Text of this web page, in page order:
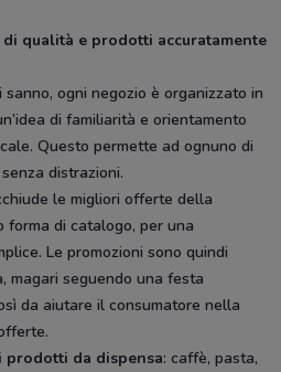
qualità e prodotti accuratamente
ogni negozio è organizzato in
di familiarità e orientamento
Questo permette ad ognuno di
distrazioni.
le migliori offerte della
di catalogo, per una
Le promozioni sono quindi
magari seguendo una festa
da aiutare il consumatore nella
prodotti da dispensa: caffè, pasta,